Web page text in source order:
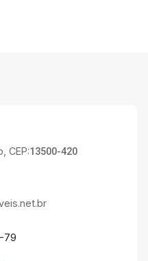
CEP:13500-420
79